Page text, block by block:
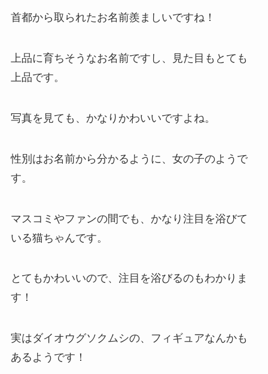
首都から取られたお名前羨ましいですね！
上品に育ちそうなお名前ですし、見た目もとても
上品です。
写真を見ても、かなりかわいいですよね。
性別はお名前から分かるように、女の子のようで
す。
マスコミやファンの間でも、かなり注目を浴びて
いる猫ちゃんです。
とてもかわいいので、注目を浴びるのもわかりま
す！
実はダイオウグソクムシの、フィギュアなんかも
あるようです！